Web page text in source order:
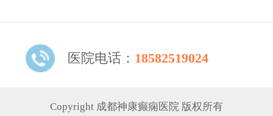
医院电话： 18582519024
Copyright 成都神康癫痫医院 版权所有